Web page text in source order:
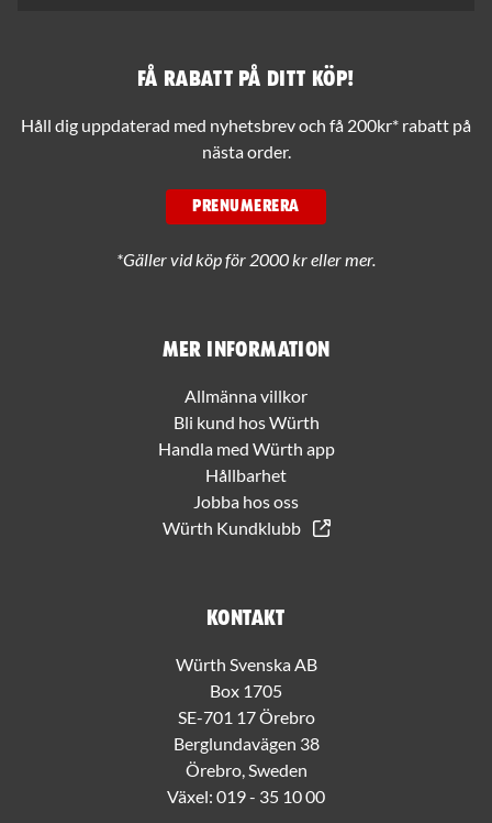
Mer information
Allmänna villkor
Bli kund hos Würth
Handla med Würth app
Hållbarhet
Jobba hos oss
Würth Kundklubb
Kontakt
Würth Svenska AB
Box 1705
SE-701 17 Örebro
Berglundavägen 38
Örebro, Sweden
Växel: 019 - 35 10 00
Få rabatt på ditt köp!
Håll dig uppdaterad med nyhetsbrev och få 200kr* rabatt på
nästa order.
PRENUMERERA
*Gäller vid köp för 2000 kr eller mer.